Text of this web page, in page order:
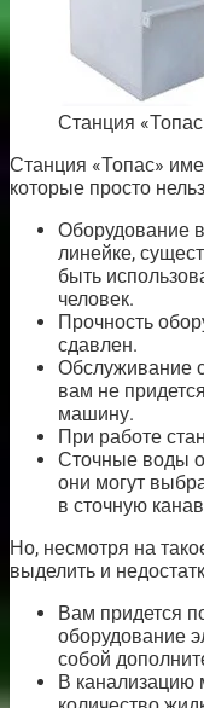
Станция
Станция «Топас»
которые просто
Оборудование
линейке,
быть
человек.
Прочность
сдавлен.
Обслуживание
вам не
машину.
При работе
Сточные воды
они могут
в сточную
Но, несмотря на
выделить и
Вам придется
оборудование
собой
В канализацию